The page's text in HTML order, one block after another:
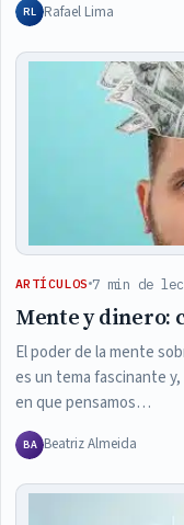
RL Rafael Lima
ARTÍCULOS 7 min de
Mente y dinero:
El poder de la mente
es un tema fascinante
en que pensamos…
BA Beatriz Almeida